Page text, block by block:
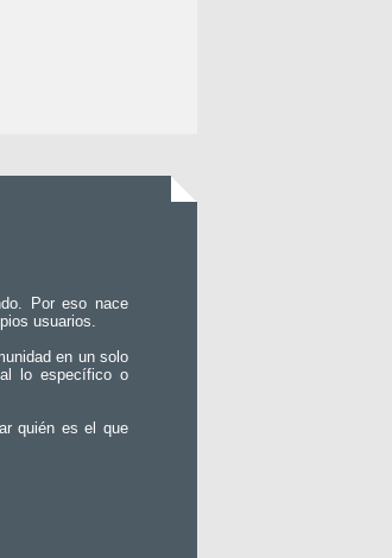
Por eso nace
usuarios.
en un solo
lo específico o
quién es el que